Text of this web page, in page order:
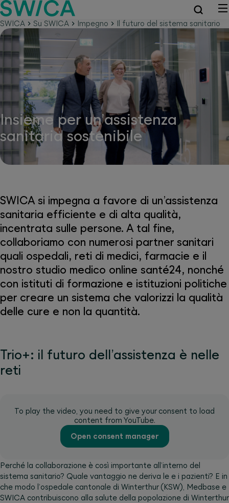
SWICA Su SWICA Impegno Il futuro del sistema sanitario
Insieme per un’assistenza
sanitaria sostenibile
SWICA si impegna a favore di un’assistenza
sanitaria efficiente e di alta qualità,
incentrata sulle persone. A tal fine,
collaboriamo con numerosi partner sanitari
quali ospedali, reti di medici, farmacie e il
nostro studio medico online santé24, nonché
con istituti di formazione e istituzioni politiche
per creare un sistema che valorizzi la qualità
delle cure e non la quantità.
Trio+: il futuro dell’assistenza è nelle
reti
To play the video, you need to give your consent to load
content from YouTube.
Open consent manager
Perché la collaborazione è così importante all’interno del
sistema sanitario? Quale vantaggio ne deriva le e i pazienti? E in
che modo l’ospedale cantonale di Winterthur (KSW), Medbase e
SWICA contribuiscono alla salute della popolazione di Winterthur